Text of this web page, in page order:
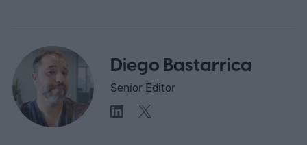
Diego Bastarrica
Senior Editor